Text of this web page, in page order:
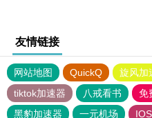
友情链接
网站地图 QuickQ 旋风加
tiktok加速器
八戒看书
免
黑豹加速器
一元机场